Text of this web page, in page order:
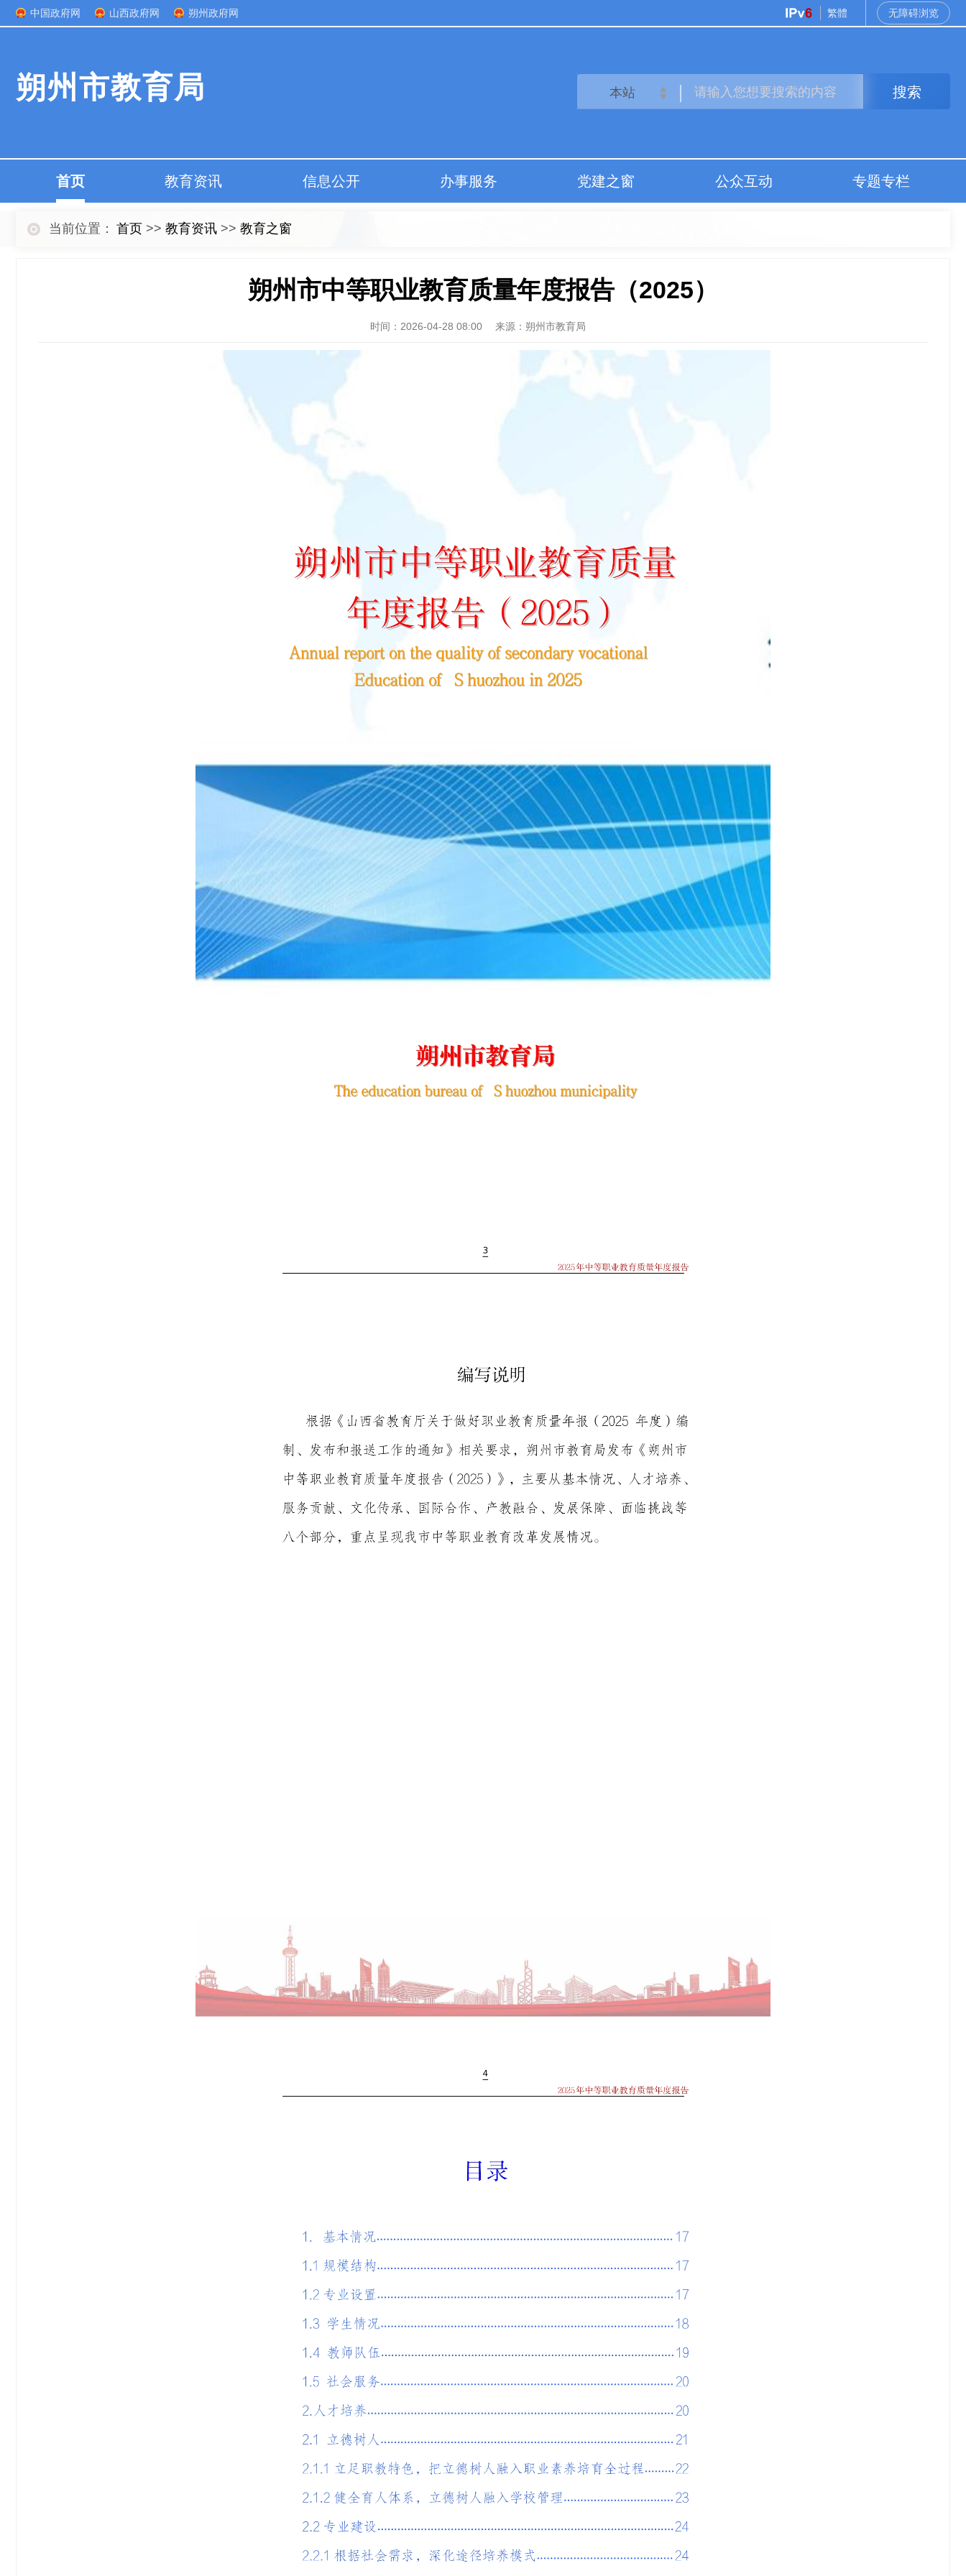
中国政府网 山西政府网 朔州政府网 繁體 无障碍浏览
朔州市教育局 搜索
首页 教育资讯 信息公开 办事服务 党建之窗 公众互动 专题专栏
当前位置： 首页 >> 教育资讯 >> 教育之窗
朔州市中等职业教育质量年度报告（2025）
时间： 2026-04-28 08:00 来源： 朔州市教育局